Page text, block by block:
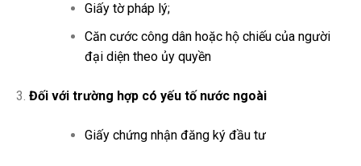
Giấy tờ pháp lý;
Căn cước công dân hoặc hộ chiếu của người
đại diện theo ủy quyền
Đối với trường hợp có yếu tố nước ngoài
Giấy chứng nhận đăng ký đầu tư